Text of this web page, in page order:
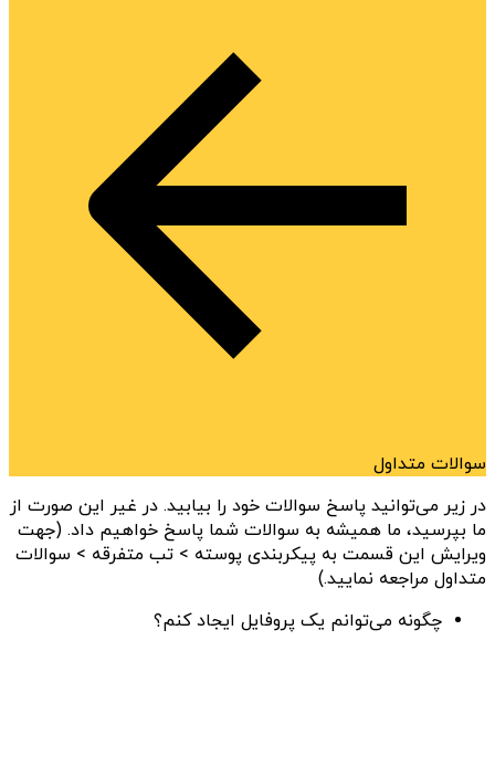
سوالات متداول
در زیر می‌توانید پاسخ سوالات خود را بیابید. در غیر این صورت از
ما بپرسید، ما همیشه به سوالات شما پاسخ خواهیم داد. (جهت
ویرایش این قسمت به پیکربندی پوسته > تب متفرقه > سوالات
متداول مراجعه نمایید.)
چگونه می‌توانم یک پروفایل ایجاد کنم؟